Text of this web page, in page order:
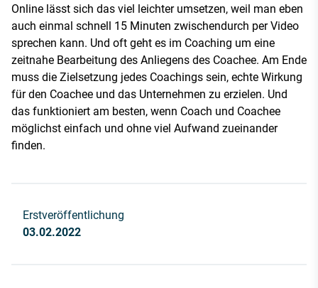
Online lässt sich das viel leichter umsetzen, weil man eben
auch einmal schnell 15 Minuten zwischendurch per Video
sprechen kann. Und oft geht es im Coaching um eine
zeitnahe Bearbeitung des Anliegens des Coachee. Am Ende
muss die Zielsetzung jedes Coachings sein, echte Wirkung
für den Coachee und das Unternehmen zu erzielen. Und
das funktioniert am besten, wenn Coach und Coachee
möglichst einfach und ohne viel Aufwand zueinander
finden.
Erstveröffentlichung
03.02.2022